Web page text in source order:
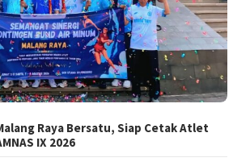
Raya Bersatu, Siap Cetak Atlet
IX 2026